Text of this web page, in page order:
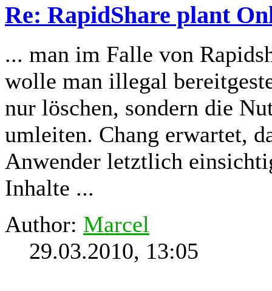
Re: RapidShare plant
... man im Falle von
wolle man illegal
nur löschen, sondern die
umleiten. Chang erwartet,
Anwender letztlich
Inhalte ...
Author: Marcel
29.03.2010, 13:05